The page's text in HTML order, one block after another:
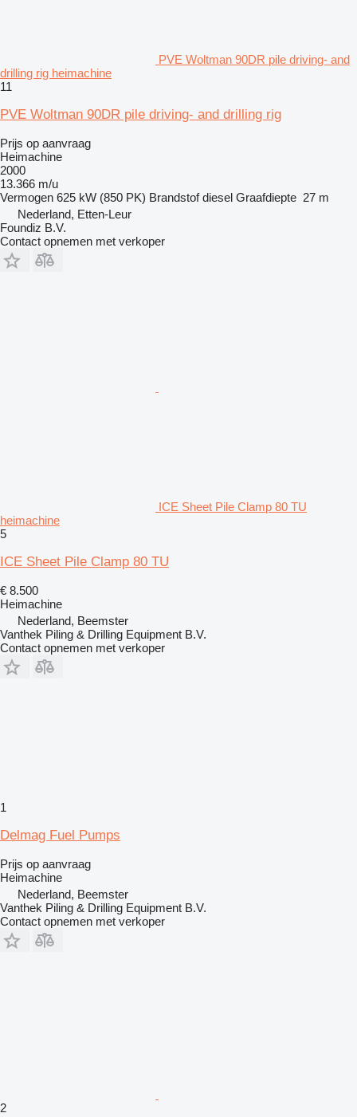
PVE Woltman 90DR pile driving- and
drilling rig heimachine
11
PVE Woltman 90DR pile driving- and drilling rig
Prijs op aanvraag
Heimachine
2000
13.366 m/u
Vermogen 625 kW (850 PK) Brandstof diesel Graafdiepte 27 m
Nederland, Etten-Leur
Foundiz B.V.
Contact opnemen met verkoper
ICE Sheet Pile Clamp 80 TU
heimachine
5
ICE Sheet Pile Clamp 80 TU
€ 8.500
Heimachine
Nederland, Beemster
Vanthek Piling & Drilling Equipment B.V.
Contact opnemen met verkoper
1
Delmag Fuel Pumps
Prijs op aanvraag
Heimachine
Nederland, Beemster
Vanthek Piling & Drilling Equipment B.V.
Contact opnemen met verkoper
2